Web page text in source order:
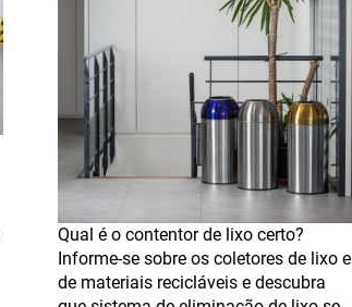
Qual é o contentor de lixo certo?
Informe-se sobre os coletores de lixo e
de materiais recicláveis e descubra